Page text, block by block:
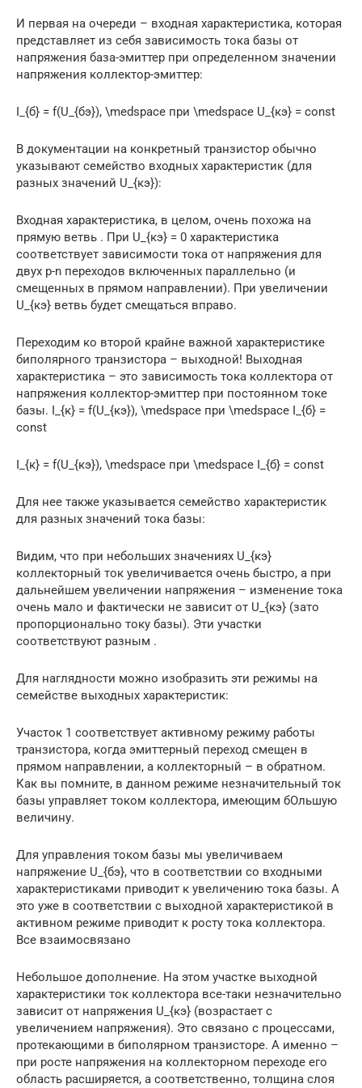
И первая на очереди – входная характеристика, которая
представляет из себя зависимость тока базы от
напряжения база-эмиттер при определенном значении
напряжения коллектор-эмиттер:
I_{б} = f(U_{бэ}), \medspace при \medspace U_{кэ} = const
В документации на конкретный транзистор обычно
указывают семейство входных характеристик (для
разных значений U_{кэ}):
Входная характеристика, в целом, очень похожа на
прямую ветвь . При U_{кэ} = 0 характеристика
соответствует зависимости тока от напряжения для
двух p-n переходов включенных параллельно (и
смещенных в прямом направлении). При увеличении
U_{кэ} ветвь будет смещаться вправо.
Переходим ко второй крайне важной характеристике
биполярного транзистора – выходной! Выходная
характеристика – это зависимость тока коллектора от
напряжения коллектор-эмиттер при постоянном токе
базы. I_{к} = f(U_{кэ}), \medspace при \medspace I_{б} =
const
I_{к} = f(U_{кэ}), \medspace при \medspace I_{б} = const
Для нее также указывается семейство характеристик
для разных значений тока базы:
Видим, что при небольших значениях U_{кэ}
коллекторный ток увеличивается очень быстро, а при
дальнейшем увеличении напряжения – изменение тока
очень мало и фактически не зависит от U_{кэ} (зато
пропорционально току базы). Эти участки
соответствуют разным .
Для наглядности можно изобразить эти режимы на
семействе выходных характеристик:
Участок 1 соответствует активному режиму работы
транзистора, когда эмиттерный переход смещен в
прямом направлении, а коллекторный – в обратном.
Как вы помните, в данном режиме незначительный ток
базы управляет током коллектора, имеющим бОльшую
величину.
Для управления током базы мы увеличиваем
напряжение U_{бэ}, что в соответствии со входными
характеристиками приводит к увеличению тока базы. А
это уже в соответствии с выходной характеристикой в
активном режиме приводит к росту тока коллектора.
Все взаимосвязано
Небольшое дополнение. На этом участке выходной
характеристики ток коллектора все-таки незначительно
зависит от напряжения U_{кэ} (возрастает с
увеличением напряжения). Это связано с процессами,
протекающими в биполярном транзисторе. А именно –
при росте напряжения на коллекторном переходе его
область расширяется, а соответственно, толщина слоя